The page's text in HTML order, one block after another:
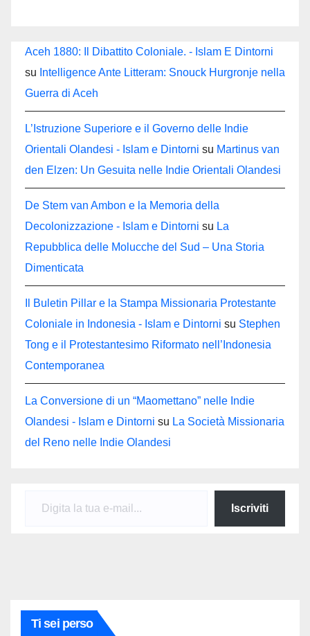
Aceh 1880: Il Dibattito Coloniale. - Islam E Dintorni
su Intelligence Ante Litteram: Snouck Hurgronje nella
Guerra di Aceh
L’Istruzione Superiore e il Governo delle Indie
Orientali Olandesi - Islam e Dintorni su Martinus van
den Elzen: Un Gesuita nelle Indie Orientali Olandesi
De Stem van Ambon e la Memoria della
Decolonizzazione - Islam e Dintorni su La
Repubblica delle Molucche del Sud – Una Storia
Dimenticata
Il Buletin Pillar e la Stampa Missionaria Protestante
Coloniale in Indonesia - Islam e Dintorni su Stephen
Tong e il Protestantesimo Riformato nell’Indonesia
Contemporanea
La Conversione di un “Maomettano” nelle Indie
Olandesi - Islam e Dintorni su La Società Missionaria
del Reno nelle Indie Olandesi
Iscriviti
Ti sei perso